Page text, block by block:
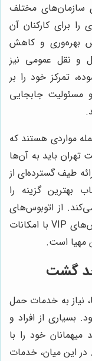
سازمان‌های مختلف
برای کارکنان آن
بهره‌وری و کاهش
و نقل عمومی نیز
تمرکز خود را بر
مسئولیت جابجایی
مواردی هستند که
باید به آن‌ها
طیف گسترده‌ای از
بهترین گزینه را
از اتوبوس‌های
معمولی با ظرفیت استاندارد گرفته تا اتوبوس‌های VIP با امکانات
مهیا است.
گشت
نیاز به خدمات حمل
از افراد و
میهمانان خود را با
در این میان، خدمات